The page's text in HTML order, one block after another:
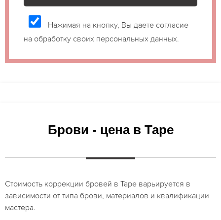
Нажимая на кнопку, Вы даете согласие
на обработку своих персональных данных.
Брови - цена в Таре
Стоимость коррекции бровей в Таре варьируется в
зависимости от типа брови, материалов и квалификации
мастера.